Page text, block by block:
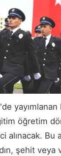
öğretim
alınacak. Bu
şehit veya